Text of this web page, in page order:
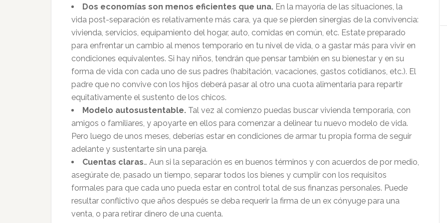
Dos economías son menos eficientes que una. En la mayoría de las situaciones, la
vida post-separación es relativamente más cara, ya que se pierden sinergias de la convivencia:
vivienda, servicios, equipamiento del hogar, auto, comidas en común, etc. Estate preparado
para enfrentar un cambio al menos temporario en tu nivel de vida, o a gastar más para vivir en
condiciones equivalentes. Si hay niños, tendrán que pensar también en su bienestar y en su
forma de vida con cada uno de sus padres (habitación, vacaciones, gastos cotidianos, etc.). El
padre que no convive con los hijos deberá pasar al otro una cuota alimentaria para repartir
equitativamente el sustento de los chicos.
Modelo autosustentable. Tal vez al comienzo puedas buscar vivienda temporaria, con
amigos o familiares, y apoyarte en ellos para comenzar a delinear tu nuevo modelo de vida.
Pero luego de unos meses, deberías estar en condiciones de armar tu propia forma de seguir
adelante y sustentarte sin una pareja.
Cuentas claras… Aun si la separación es en buenos términos y con acuerdos de por medio,
asegúrate de, pasado un tiempo, separar todos los bienes y cumplir con los requisitos
formales para que cada uno pueda estar en control total de sus finanzas personales. Puede
resultar conflictivo que años después se deba requerir la firma de un ex cónyuge para una
venta, o para retirar dinero de una cuenta.